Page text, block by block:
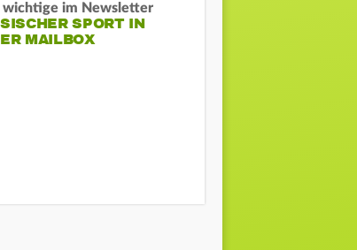
wichtige im Newsletter
SPORT IN
MAILBOX